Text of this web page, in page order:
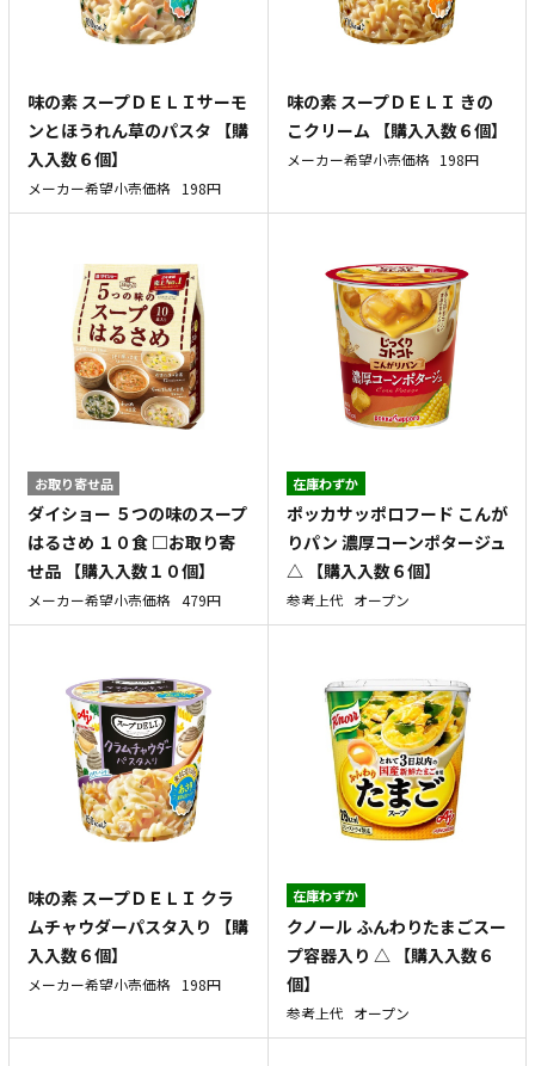
味の素 スープＤＥＬＩサーモ
ンとほうれん草のパスタ 【購
入入数６個】
メーカー希望小売価格 198円
味の素 スープＤＥＬＩ きの
こクリーム 【購入入数６個】
メーカー希望小売価格 198円
お取り寄せ品
ダイショー ５つの味のスープ
はるさめ １０食 □お取り寄
せ品 【購入入数１０個】
メーカー希望小売価格 479円
在庫わずか
ポッカサッポロフード こんが
りパン 濃厚コーンポタージュ
△ 【購入入数６個】
参考上代 オープン
味の素 スープＤＥＬＩ クラ
ムチャウダーパスタ入り 【購
入入数６個】
メーカー希望小売価格 198円
在庫わずか
クノール ふんわりたまごスー
プ容器入り △ 【購入入数６
個】
参考上代 オープン